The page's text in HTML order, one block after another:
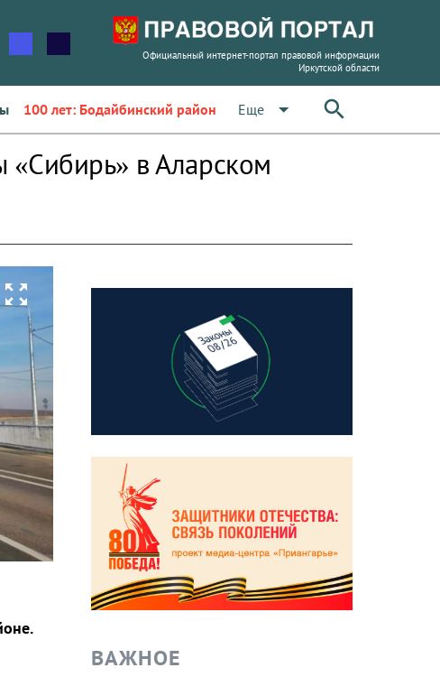
Официальный интернет-портал правовой информации
Иркутской области
100 лет: Бодайбинский район Еще arrow_drop_down
в Аларском
zoom_out_map
ВАЖНОЕ